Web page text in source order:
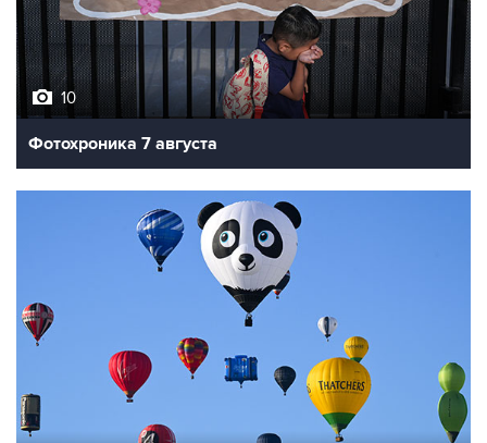
10
Фотохроника 7 августа